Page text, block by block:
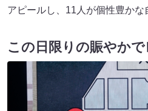
アピールし、11人が個性豊かな
この日限りの賑やか